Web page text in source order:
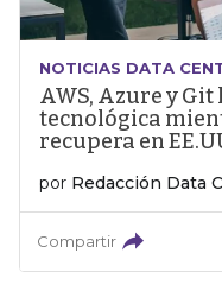
NOTICIAS DATA
AWS, Azure y
tecnológica
recupera en
por Redacción Data
Compartir